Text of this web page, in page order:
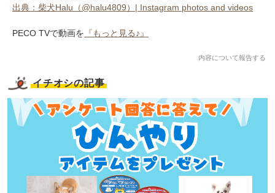
出典：柴犬Halu（@halu4809）| Instagram photos and videos
PECO TVで動画を 『もっと見る♪』
内容について報告する
イチオシの記事